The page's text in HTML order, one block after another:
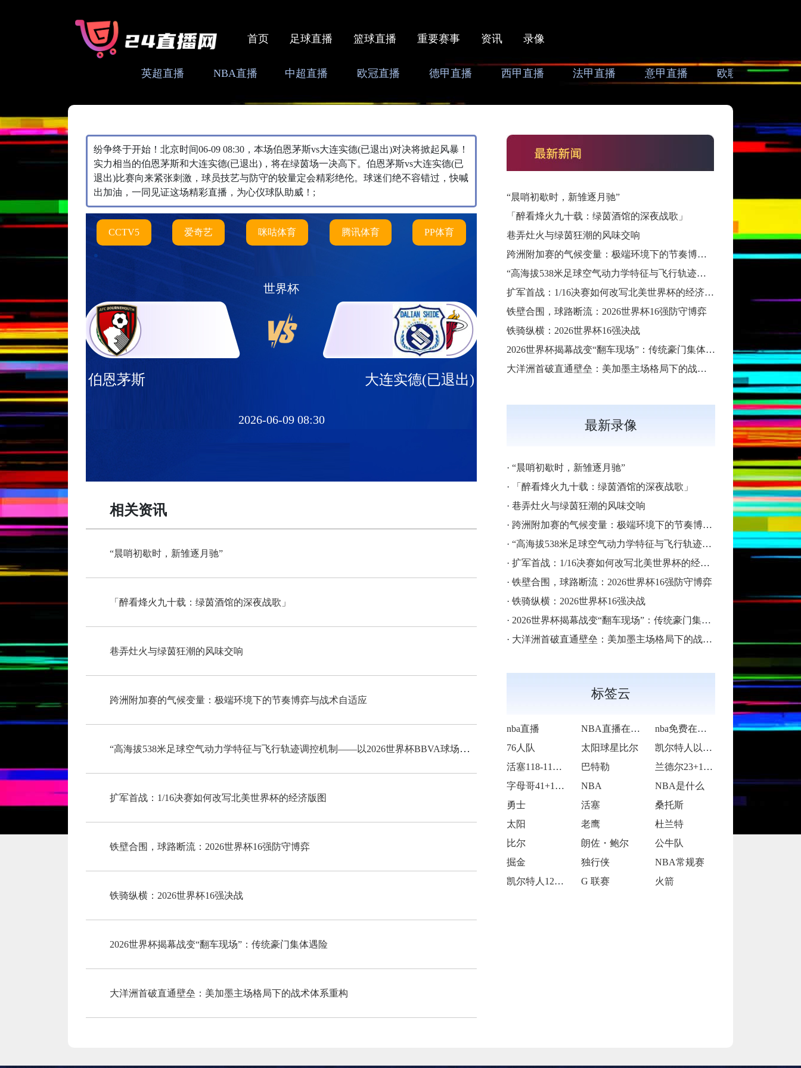
首页 足球直播 篮球直播 重要赛事 资讯 录像
英超直播 NBA直播 中超直播 欧冠直播 德甲直播 西甲直播 法甲直播 意甲直播 欧联直播
纷争终于开始！北京时间06-09 08:30，本场伯恩茅斯vs大连实德(已退出)对决将掀起风暴！
实力相当的伯恩茅斯和大连实德(已退出)，将在绿茵场一决高下。伯恩茅斯vs大连实德(已
退出)比赛向来紧张刺激，球员技艺与防守的较量定会精彩绝伦。球迷们绝不容错过，快喊
出加油，一同见证这场精彩直播，为心仪球队助威！;
CCTV5 爱奇艺 咪咕体育 腾讯体育 PP体育
世界杯
伯恩茅斯 大连实德(已退出)
2026-06-09 08:30
相关资讯
“晨哨初歇时，新雏逐月驰”
「醉看烽火九十载：绿茵酒馆的深夜战歌」
巷弄灶火与绿茵狂潮的风味交响
跨洲附加赛的气候变量：极端环境下的节奏博弈与战术自适应
“高海拔538米足球空气动力学特征与飞行轨迹调控机制——以2026世界杯BBVA球场为实证场景”
扩军首战：1/16决赛如何改写北美世界杯的经济版图
铁壁合围，球路断流：2026世界杯16强防守博弈
铁骑纵横：2026世界杯16强决战
2026世界杯揭幕战变“翻车现场”：传统豪门集体遇险
大洋洲首破直通壁垒：美加墨主场格局下的战术体系重构
“晨哨初歇时，新雏逐月驰”
「醉看烽火九十载：绿茵酒馆的深夜战歌」
巷弄灶火与绿茵狂潮的风味交响
跨洲附加赛的气候变量：极端环境下的节奏博弈与战术自适应
“高海拔538米足球空气动力学特征与飞行轨迹调控机制——以2026世界杯BBVA球场为实证场景”
扩军首战：1/16决赛如何改写北美世界杯的经济版图
铁壁合围，球路断流：2026世界杯16强防守博弈
铁骑纵横：2026世界杯16强决战
2026世界杯揭幕战变“翻车现场”：传统豪门集体遇险
大洋洲首破直通壁垒：美加墨主场格局下的战术体系重构
最新录像
· “晨哨初歇时，新雏逐月驰”
·
「醉看烽火九十载：绿茵酒馆的深夜战歌」
· 巷弄灶火与绿茵狂潮的风味交响
· 跨洲附加赛的气候变量：极端环境下的节奏博弈与战术自适应
· “高海拔538米足球空气动力学特征与飞行轨迹调控机制——以2026世界杯BBVA球场为实证场景”
· 扩军首战：1/16决赛如何改写北美世界杯的经济版图
· 铁壁合围，球路断流：2026世界杯16强防守博弈
· 铁骑纵横：2026世界杯16强决战
· 2026世界杯揭幕战变“翻车现场”：传统豪门集体遇险
· 大洋洲首破直通壁垒：美加墨主场格局下的战术体系重构
标签云
nba直播 NBA直播在线观看
nba免费在线高清直播
76人队
太阳球星比尔
凯尔特人以92-105不敌雷霆
活塞118-115逆转险胜开拓者
巴特勒
兰德尔23+10爱德华兹19中5 森林狼
字母哥41+14班凯罗复出34+7 雄鹿
NBA
NBA是什么
勇士
活塞
桑托斯
太阳
老鹰
杜兰特
比尔
朗佐・鲍尔
公牛队
掘金
独行侠
NBA常规赛
凯尔特人120-119险胜鹈鹕
G 联赛 火箭